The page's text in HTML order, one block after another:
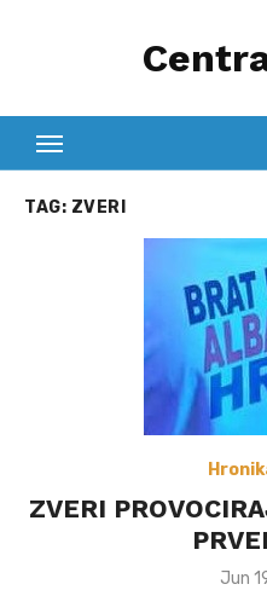
TAG: ZVERI
ZVERI
Jun